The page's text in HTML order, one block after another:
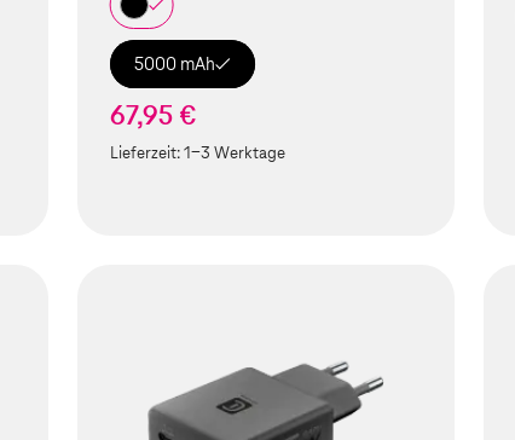
5000 mAh
67,95 €
Lieferzeit:1-3 Werktage